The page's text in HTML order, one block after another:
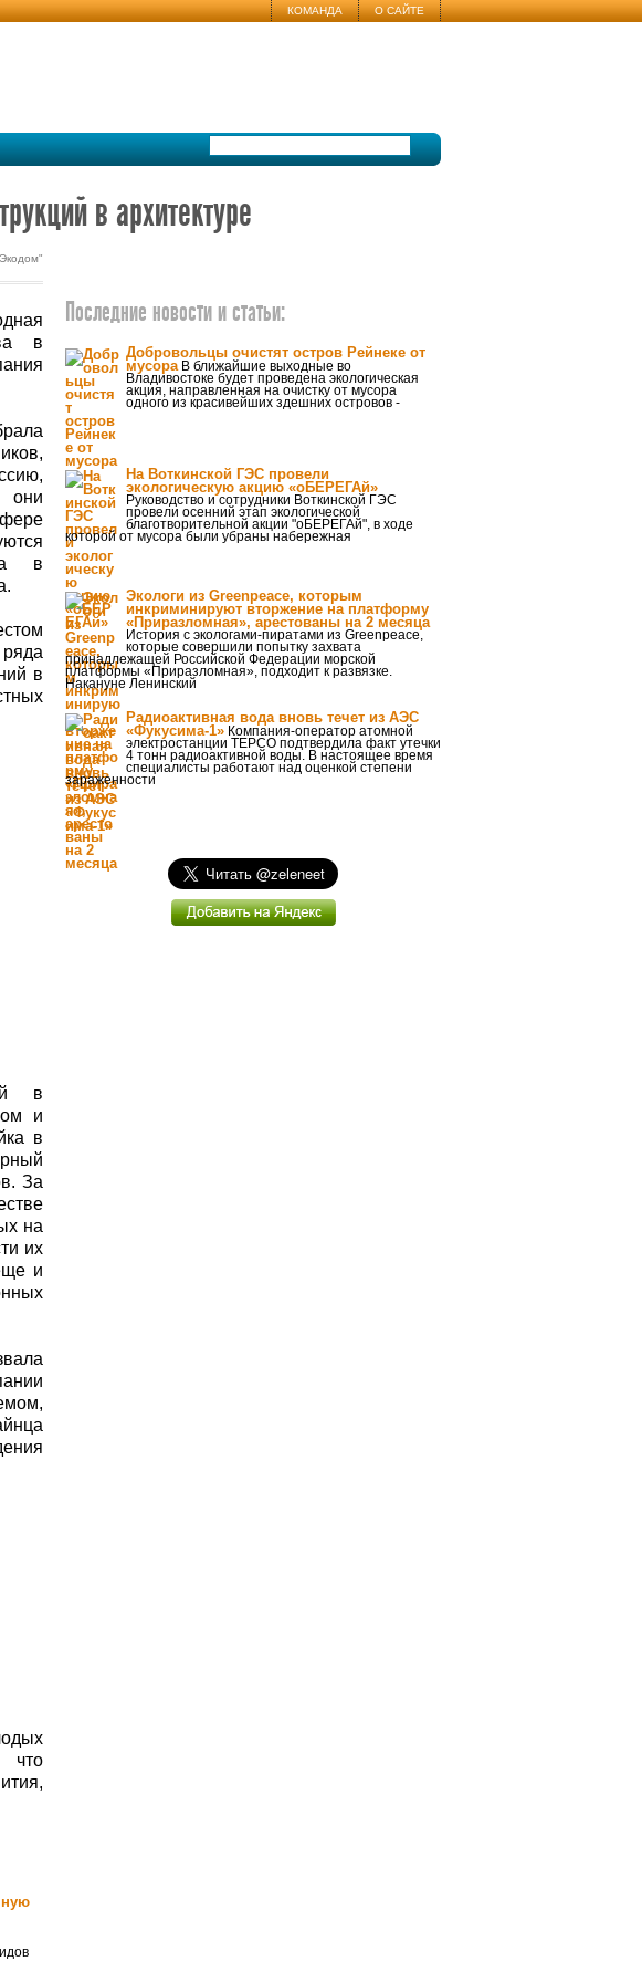
КОМАНДА О САЙТЕ
в архитектуре
в
они
в
в
в
и
в
За
на
их
и
что
Последние новости и статьи:
Добровольцы очистят остров Рейнеке от
мусораВ ближайшие выходные во
Владивостоке будет проведена экологическая
акция, направленная на очистку от мусора
одного из красивейших здешних островов -
На Воткинской ГЭС провели
экологическую акцию «оБЕРЕГАй»
Руководство и сотрудники Воткинской ГЭС
провели осенний этап экологической
благотворительной акции "оБЕРЕГАй", в ходе
которой от мусора были убраны набережная
Экологи из Greenpeace, которым
инкриминируют вторжение на платформу
«Приразломная», арестованы на 2 месяца
История с экологами-пиратами из Greenpeace,
которые совершили попытку захвата
принадлежащей Российской Федерации морской
платформы «Приразломная», подходит к развязке.
Накануне Ленинский
Радиоактивная вода вновь течет из АЭС
«Фукусима-1» Компания-оператор атомной
электростанции TEPCO подтвердила факт утечки
4 тонн радиоактивной воды. В настоящее время
специалисты работают над оценкой степени
зараженности